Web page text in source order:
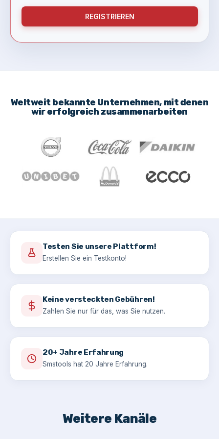
Weltweit bekannte Unternehmen, mit denen
wir erfolgreich zusammenarbeiten
Testen Sie unsere Plattform!
Erstellen Sie ein Testkonto!
Keine versteckten Gebühren!
Zahlen Sie nur für das, was Sie nutzen.
20+ Jahre Erfahrung
Smstools hat 20 Jahre Erfahrung.
REGISTRIEREN
Weitere Kanäle